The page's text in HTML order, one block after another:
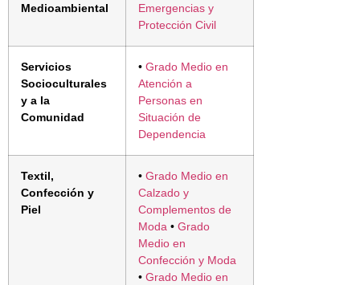
Medioambiental
Emergencias y
Protección Civil
Servicios
Socioculturales
y a la
Comunidad
• Grado Medio en
Atención a
Personas en
Situación de
Dependencia
Textil,
Confección y
Piel
• Grado Medio en
Calzado y
Complementos de
Moda • Grado
Medio en
Confección y Moda
• Grado Medio en